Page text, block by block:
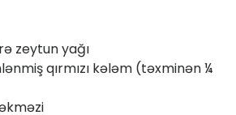
zeytun yağı
qırmızı kələm (təxminən ¼